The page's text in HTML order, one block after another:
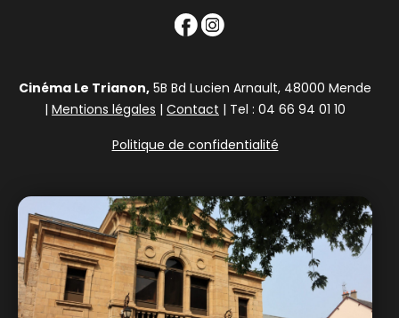
Cinéma Le Trianon, 5B Bd Lucien Arnault, 48000 Mende
| Mentions légales | Contact | Tel : 04 66 94 01 10
Politique de confidentialité